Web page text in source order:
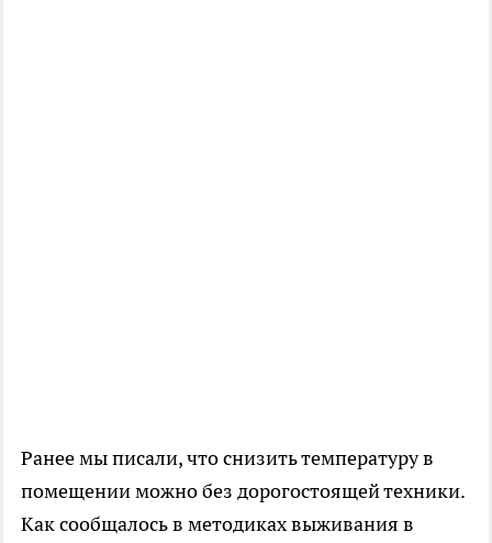
Ранее мы писали, что снизить температуру в
помещении можно без дорогостоящей техники.
Как сообщалось в методиках выживания в